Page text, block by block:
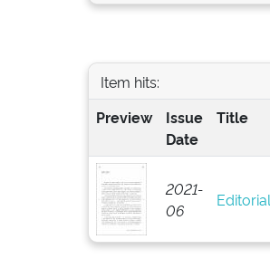
Item hits:
Preview
Issue
Date
Title
2021-
06